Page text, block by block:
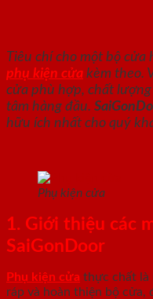
Tiêu chí cho một bộ cửa
phụ kiện cửa kèm theo.
cửa phù hợp, chất
tâm hàng đầu.
hữu ích nhất cho quý
Phụ kiện cửa
1. Giới thiệu các
SaiGonDoor
Phụ kiện cửa thực chất là
ráp và hoàn thiện bộ